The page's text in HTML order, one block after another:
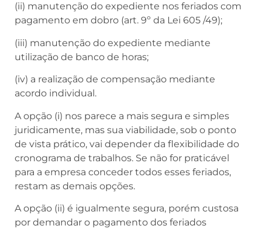
(ii) manutenção do expediente nos feriados com
pagamento em dobro (art. 9º da Lei 605 /49);
(iii) manutenção do expediente mediante
utilização de banco de horas;
(iv) a realização de compensação mediante
acordo individual.
A opção (i) nos parece a mais segura e simples
juridicamente, mas sua viabilidade, sob o ponto
de vista prático, vai depender da flexibilidade do
cronograma de trabalhos. Se não for praticável
para a empresa conceder todos esses feriados,
restam as demais opções.
A opção (ii) é igualmente segura, porém custosa
por demandar o pagamento dos feriados